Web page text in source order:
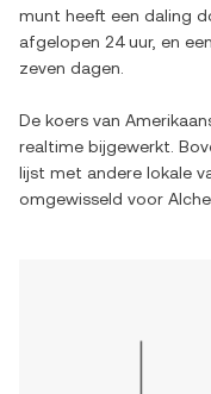
munt heeft een daling
afgelopen 24 uur, en een
zeven dagen.
De koers van
realtime bijgewerkt.
lijst met andere lokale
omgewisseld voor